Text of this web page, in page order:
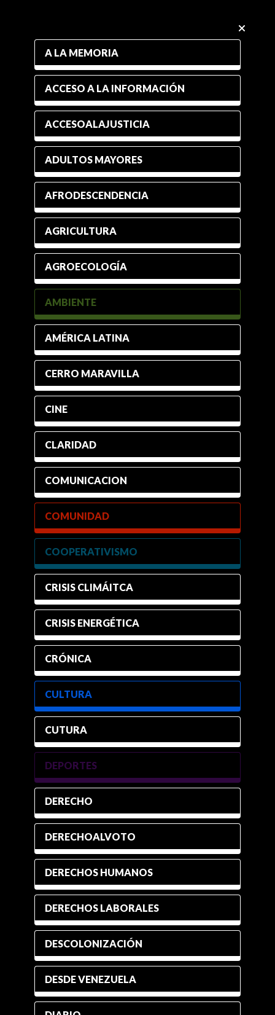
A LA MEMORIA
ACCESO A LA INFORMACIÓN
ACCESOALAJUSTICIA
ADULTOS MAYORES
AFRODESCENDENCIA
AGRICULTURA
AGROECOLOGÍA
AMBIENTE
AMÉRICA LATINA
CERRO MARAVILLA
CINE
CLARIDAD
COMUNICACION
COMUNIDAD
COOPERATIVISMO
CRISIS CLIMÁITCA
CRISIS ENERGÉTICA
CRÓNICA
CULTURA
CUTURA
DEPORTES
DERECHO
DERECHOALVOTO
DERECHOS HUMANOS
DERECHOS LABORALES
DESCOLONIZACIÓN
DESDE VENEZUELA